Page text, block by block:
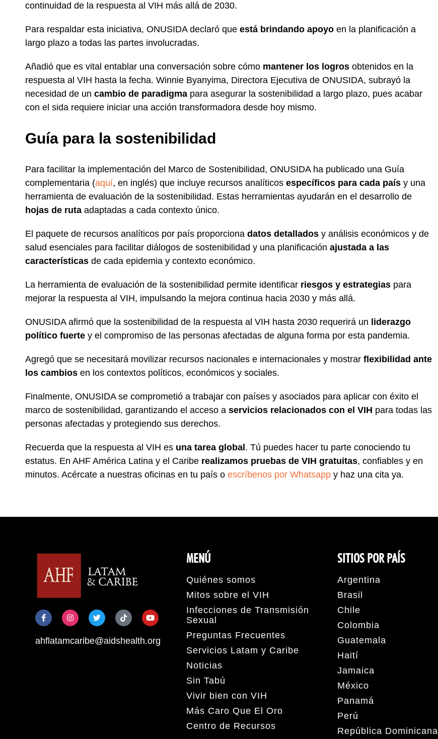
continuidad de la respuesta al VIH más allá de 2030.
Para respaldar esta iniciativa, ONUSIDA declaró que está brindando apoyo en la planificación a
largo plazo a todas las partes involucradas.
Añadió que es vital entablar una conversación sobre cómo mantener los logros obtenidos en la
respuesta al VIH hasta la fecha. Winnie Byanyima, Directora Ejecutiva de ONUSIDA, subrayó la
necesidad de un cambio de paradigma para asegurar la sostenibilidad a largo plazo, pues acabar
con el sida requiere iniciar una acción transformadora desde hoy mismo.
Guía para la sostenibilidad
Para facilitar la implementación del Marco de Sostenibilidad, ONUSIDA ha publicado una Guía
complementaria (aquí, en inglés) que incluye recursos analíticos específicos para cada país y una
herramienta de evaluación de la sostenibilidad. Estas herramientas ayudarán en el desarrollo de
hojas de ruta adaptadas a cada contexto único.
El paquete de recursos analíticos por país proporciona datos detallados y análisis económicos y de
salud esenciales para facilitar diálogos de sostenibilidad y una planificación ajustada a las
características de cada epidemia y contexto económico.
La herramienta de evaluación de la sostenibilidad permite identificar riesgos y estrategias para
mejorar la respuesta al VIH, impulsando la mejora continua hacia 2030 y más allá.
ONUSIDA afirmó que la sostenibilidad de la respuesta al VIH hasta 2030 requerirá un liderazgo
político fuerte y el compromiso de las personas afectadas de alguna forma por esta pandemia.
Agregó que se necesitará movilizar recursos nacionales e internacionales y mostrar flexibilidad ante
los cambios en los contextos políticos, económicos y sociales.
Finalmente, ONUSIDA se comprometió a trabajar con países y asociados para aplicar con éxito el
marco de sostenibilidad, garantizando el acceso a servicios relacionados con el VIH para todas las
personas afectadas y protegiendo sus derechos.
Recuerda que la respuesta al VIH es una tarea global . Tú puedes hacer tu parte conociendo tu
estatus. En AHF América Latina y el Caribe realizamos pruebas de VIH gratuitas, confiables y en
minutos. Acércate a nuestras oficinas en tu país o escríbenos por Whatsapp y haz una cita ya.
ahflatamcaribe@aidshealth.org
MENÚ
Quiénes somos
Mitos sobre el VIH
Infecciones de Transmisión
Sexual
Preguntas Frecuentes
Servicios Latam y Caribe
Noticias
Sin Tabú
Vivir bien con VIH
Más Caro Que El Oro
Centro de Recursos
SITIOS POR PAÍS
Argentina
Brasil
Chile
Colombia
Guatemala
Haití
Jamaica
México
Panamá
Perú
República Dominicana